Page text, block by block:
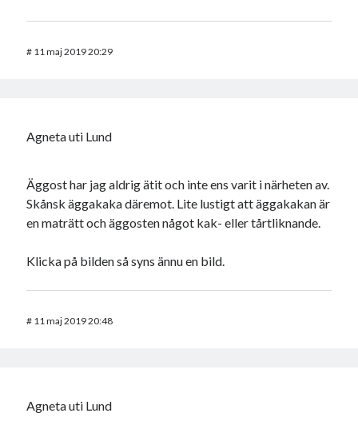
# 11 maj 2019 20:29
Agneta uti Lund
Äggost har jag aldrig ätit och inte ens varit i närheten av.
Skånsk äggakaka däremot. Lite lustigt att äggakakan är
en maträtt och äggosten något kak- eller tårtliknande.
Klicka på bilden så syns ännu en bild.
# 11 maj 2019 20:48
Agneta uti Lund